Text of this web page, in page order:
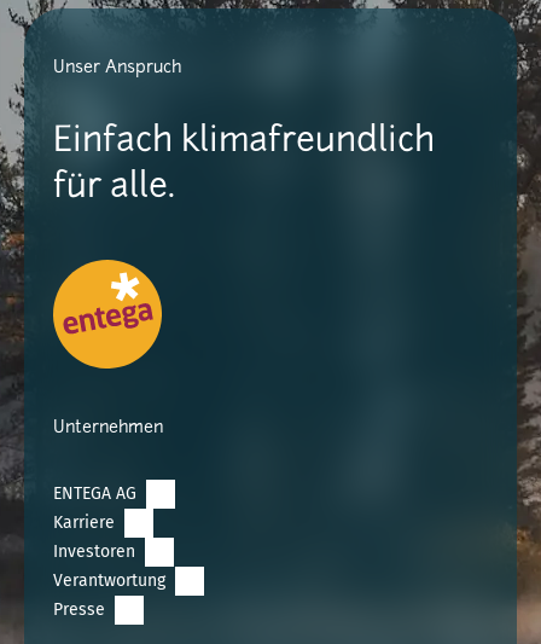
Unser Anspruch
Einfach klimafreundlich
für alle.
Unternehmen
ENTEGA AG
Karriere
Investoren
Verantwortung
Presse